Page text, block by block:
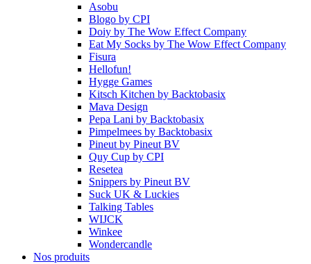
Asobu
Blogo by CPI
Doiy by The Wow Effect Company
Eat My Socks by The Wow Effect Company
Fisura
Hellofun!
Hygge Games
Kitsch Kitchen by Backtobasix
Mava Design
Pepa Lani by Backtobasix
Pimpelmees by Backtobasix
Pineut by Pineut BV
Quy Cup by CPI
Resetea
Snippers by Pineut BV
Suck UK & Luckies
Talking Tables
WIJCK
Winkee
Wondercandle
Nos produits